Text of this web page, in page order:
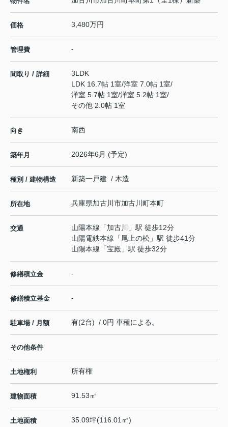
価格 3,480万円
管理費 -
間取り / 詳細
3LDK
LDK 16.7帖 1室/洋室 7.0帖 1室/
洋室 5.7帖 1室/洋室 5.2帖 1室/
その他 2.0帖 1室
向き 南西
築年月 2026年6月 (予定)
種別 / 建物構造 新築一戸建 / 木造
所在地 兵庫県加古川市加古川町本町
交通 山陽本線 「加古川
」駅 徒歩12分
山陽電鉄本線 「尾上の松 」駅 徒歩41分
山陽本線 「宝殿 」駅 徒歩32分
修繕積立金 -
修繕積立基金 -
駐車場 / 月額 有(2台) / 0円 車種による。
その他条件
土地権利 所有権
建物面積 91.53㎡
土地面積 35.09坪(116.01㎡)